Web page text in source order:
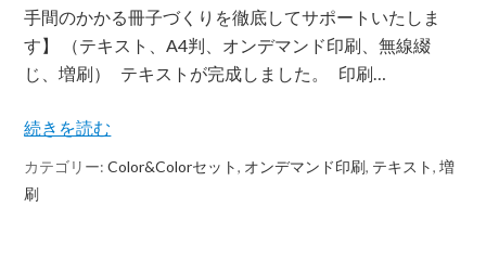
手間のかかる冊子づくりを徹底してサポートいたしま
す】 （テキスト、A4判、オンデマンド印刷、無線綴
じ、増刷） テキストが完成しました。 印刷…
続きを読む
カテゴリー:Color&Colorセット, オンデマンド印刷, テキスト,増
刷